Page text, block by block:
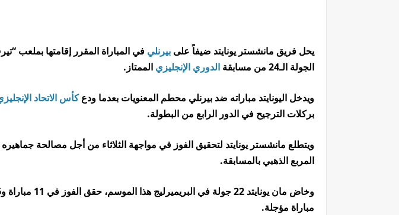
يحل فريق مانشستر يونايتد ضيفاً على بيرنلي في المباراة المقرر إقامتها بملعب
الجولة الـ24 من مسابقة
الدوري الإنجليزي الممتاز.
ويدخل اليونايتد مباراته ضد بيرنلي محطم المعنويات بعدما ودعكأس الاتحاد
بركلات الترجيح في الدور الرابع من البطولة.
ويتطلع مانشستر يونايتد لتحقيق الفوز في مواجهة الثلاثاء من أجل مصالحة
المربع الذهبي بالمسابقة.
مباراة مؤجلة.